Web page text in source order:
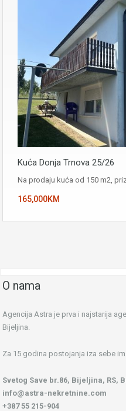
Kuća Donja Trnova 25/26
Na prodaju kuća od 150 m2,
165,000KM
O nama
Agencija Astra je prva i najstarija
Bijeljina.
Za 15 godina postojanja iza sebe
Svetog Save br.86, Bijeljina, RS,
info@astra-nekretnine.com
+387 55 215-904